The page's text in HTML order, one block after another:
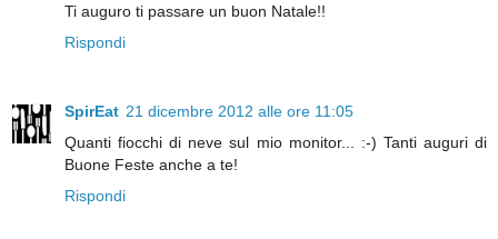
Ti auguro ti passare un buon Natale!!
Rispondi
SpirEat 21 dicembre 2012 alle ore 11:05
Quanti fiocchi di neve sul mio monitor... :-) Tanti auguri di
Buone Feste anche a te!
Rispondi